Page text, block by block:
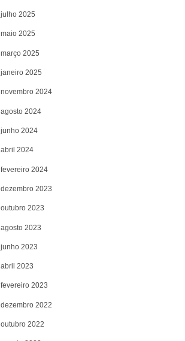
julho 2025
maio 2025
março 2025
janeiro 2025
novembro 2024
agosto 2024
junho 2024
abril 2024
fevereiro 2024
dezembro 2023
outubro 2023
agosto 2023
junho 2023
abril 2023
fevereiro 2023
dezembro 2022
outubro 2022